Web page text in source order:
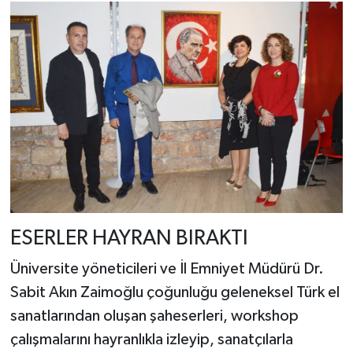
ESERLER HAYRAN BIRAKTI
Üniversite yöneticileri ve İl Emniyet Müdürü Dr.
Sabit Akın Zaimoğlu çoğunluğu geleneksel Türk el
sanatlarından oluşan şaheserleri, workshop
çalışmalarını hayranlıkla izleyip, sanatçılarla